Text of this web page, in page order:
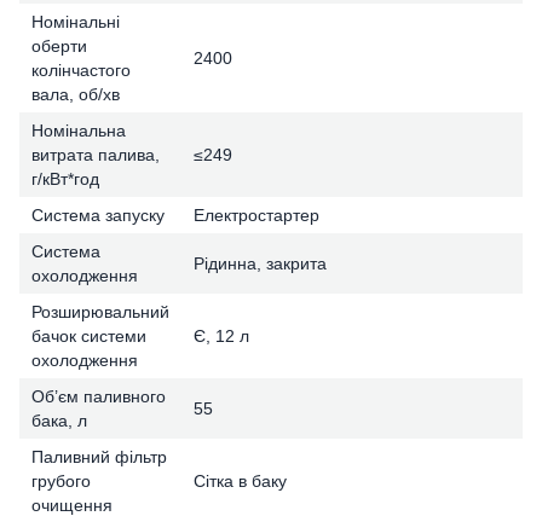
Номінальні
оберти
колінчастого
вала, об/хв
2400
Номінальна
витрата палива,
г/кВт*год
≤249
Система запуску
Електростартер
Система
охолодження
Рідинна, закрита
Розширювальний
бачок системи
охолодження
Є, 12 л
Об’єм паливного
бака, л
55
Паливний фільтр
грубого
очищення
Сітка в баку